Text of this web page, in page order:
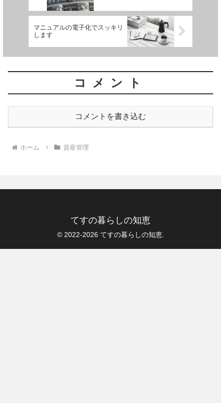
マニュアルの電子化でスッキリ
します
コメント
コメントを書き込む
ホーム 資産管理
てすの暮らしの知恵
© 2022-2026 てすの暮らしの知恵.